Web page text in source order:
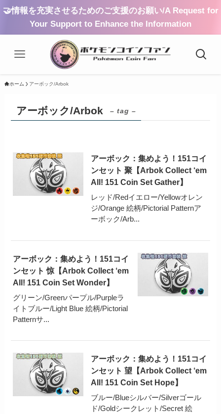
🤝情報を充実させるためのご支援のお願い/A Request for
Your Support to Enhance the Information
ホーム アーボック/Arbok
アーボック/Arbok – tag –
アーボック：集めよう！151コイ
ンセット 聚【Arbok Collect ‘em
All! 151 Coin Set Gather】
レッド/Redイエロー/Yellowオレン
ジ/Orange 絵柄/Pictorial Patternア
ーボック/Arb...
アーボック：集めよう！151コイ
ンセット 惊【Arbok Collect ‘em
All! 151 Coin Set Wonder】
グリーン/Greenパープル/Purpleラ
イトブルー/Light Blue 絵柄/Pictorial
Patternサ...
アーボック：集めよう！151コイ
ンセット 望【Arbok Collect ‘em
All! 151 Coin Set Hope】
ブルー/Blueシルバー/Silverゴール
ド/Goldシークレット/Secret 絵